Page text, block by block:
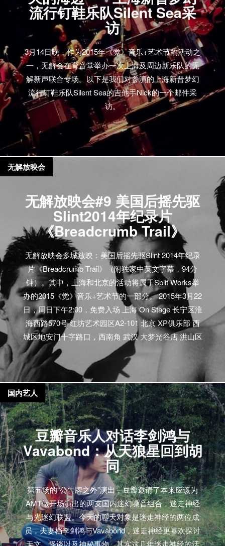
流行钉鞋乐队Silent Sea采
访
3月14日晚，作为2015年《觉》音乐+艺术节的活动之
一，无解会在育音堂举办一次上海及周边新乐队的无
解新声联合专场。以下是我们对参演的上海新晋梦幻
流行钉鞋乐队Silent Sea的吉他手Nick的一个邮件采
访。
无解放映会#9 美国后摇先驱
Slint2014年纪录片
《Breadcrumb Trail》
无解放映会多城放映：美国后摇先驱Slint 2014年纪录
片《Breadcrumb Trail》（附独家中英文字幕，94分
钟）。其中，上海和北京的活动将属于Split Works举
办的2015《觉》音乐+艺术节的一部分。 2015年3月22
日，周日下午2:00，免费入场 上海 On Stage 长宁区淮
海西路570号 红坊艺术园区A2-101 北京 XP俱乐部 西
城区地安门十字路口，西南角 武汉 大梦光谷店 洪山区
光谷步行街西班牙风情街D栋328室（玛格酒吧楼上三
楼） 宁波 CMK Music Cafe 鄞州区钱湖天地北侧，钱
丰巷16号 西安 Zoo Bar 朱雀门里顺城西巷里50米 2015
年3月24日，周二晚上8:00，免费入场 深圳 旧天堂书
店 南山区华侨城创意园北区A5栋120# 厦门…
无解放映会
豆瓣音乐人对话李剑鸿与
Vavabond：从天狼星回到胡
同
第五场的“公告牌之外”演出，豆瓣邀请了本来应该为
AMT做开场演出的两支国内迷幻噪音组合，迷走神经
与光迷幻联盟。今天的聊天对象是迷走神经的两位成
员，夫妻档李剑鸿与Vavabond，迷走神经更喜欢探讨
天文、怪谈以及神秘事物。其实这几年迷走神经的活
国内艺人